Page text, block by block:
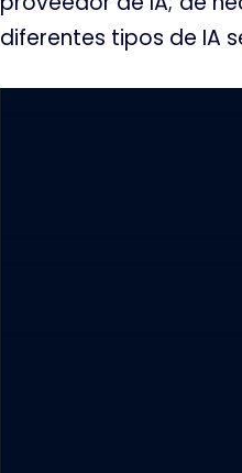
diferentes tipos de IA